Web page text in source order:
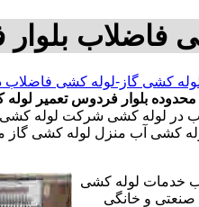
فاضلاب
کشی گاز-لوله کشی فاضلاب در
بلوار فردوس تعمیر
در لوله کشی شرکت لوله کشی
کشی آب منزل لوله کشی
آب خدمات لوله کشی
صنعتی و خانگی